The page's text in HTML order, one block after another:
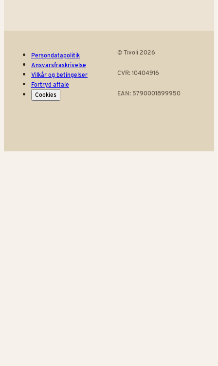
Persondatapolitik
Ansvarsfraskrivelse
Vilkår og betingelser
Fortryd aftale
Cookies
© Tivoli 2026
CVR: 10404916
EAN: 5790001899950